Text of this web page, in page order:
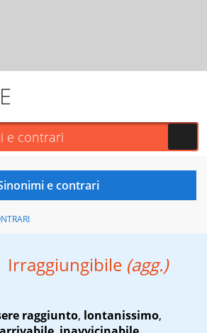
Irraggiungibile (agg.)
raggiunto, lontanissimo,